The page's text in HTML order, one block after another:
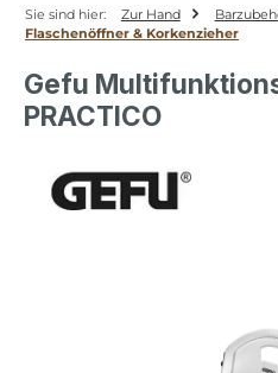
Sie sind hier: Zur Hand
Flaschenöffner & Korkenzieher
Gefu
PRACTICO